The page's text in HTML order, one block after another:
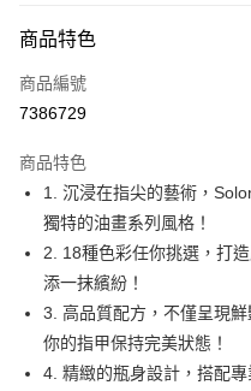
大哥付你分期
【大哥付你分期使用說明】
1.本服務由台灣大哥大提供，台灣
流程，驗證手機門號後，選擇欲分
成交易。
3.實際核准額度、可分期數及費用
4.訂單成立30分鐘內，如未前往
法說明評估內容。
【繳款方式說明】
1.分期款項不併入電信帳單，「
醒簡訊。
2.透過簡訊連結打開帳單後，可選
帳／街口支付／iPASS MONEY」
AFTEE先享後付
【關於「AFTEE先享後付」】
AFTEE先享後付是「在收到商品
便利好安心！
１．簡單：不需註冊會員、不需綁
２．便利：只要手機號碼，簡訊認
３．安心：先確認商品／服務後，
【「AFTEE先享後付」結帳流程】
１．於結帳方式選擇「AFTEE先
２．訂單成立數日內，您將收到繳
ATM付款
全家付款取貨
每筆NT$80，滿NT$699(含以
付款後全家取貨
商品特色
商品編號
7386729
商品特色
1. 沉浸在指尖的藝術，
獨特的油畫系列風格！
2. 18種色彩任你挑選，打
添一抹繽紛！
3. 高品質配方，不僅呈現
你的指甲保持完美狀態！
4. 精緻的瓶身設計，搭配